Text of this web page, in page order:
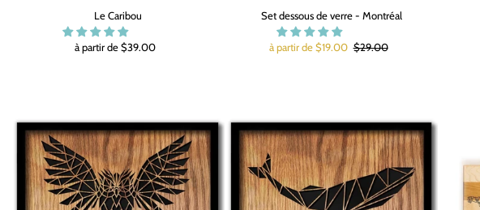
Le Caribou
à partir de $39.00
Set dessous de verre - Montréal
à partir de $19.00 $29.00